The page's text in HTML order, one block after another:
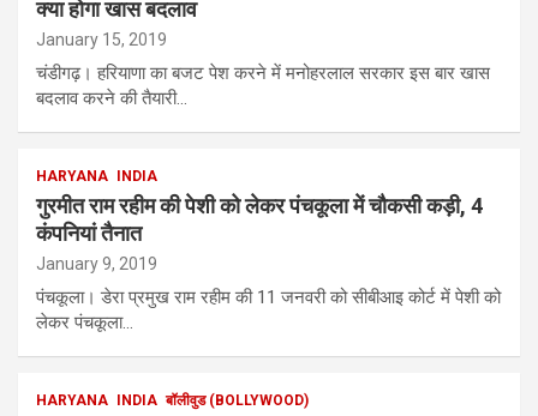
क्‍या होगा खास बदलाव
January 15, 2019
चंडीगढ़। हरियाणा का बजट पेश करने में मनोहरलाल सरकार इस बार खास
बदलाव करने की तैयारी…
HARYANA INDIA
गुरमीत राम रहीम की पेशी को लेकर पंचकूला में चौकसी कड़ी, 4
कंपनियां तैनात
January 9, 2019
पंचकूला। डेरा प्रमुख राम रहीम की 11 जनवरी को सीबीआइ कोर्ट में पेशी को
लेकर पंचकूला…
HARYANA INDIA बॉलीवुड (BOLLYWOOD)